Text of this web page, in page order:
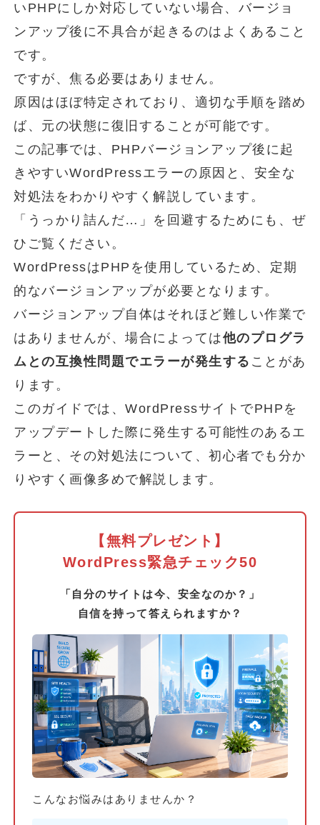
いPHPにしか対応していない場合、バージョ
ンアップ後に不具合が起きるのはよくあること
です。
ですが、焦る必要はありません。
原因はほぼ特定されており、適切な手順を踏め
ば、元の状態に復旧することが可能です。
この記事では、PHPバージョンアップ後に起
きやすいWordPressエラーの原因と、安全な
対処法をわかりやすく解説しています。
「うっかり詰んだ…」を回避するためにも、ぜ
ひご覧ください。
WordPressはPHPを使用しているため、定期
的なバージョンアップが必要となります。
バージョンアップ自体はそれほど難しい作業で
はありませんが、場合によっては他のプログラ
ムとの互換性問題でエラーが発生する ことがあ
ります。
このガイドでは、WordPressサイトでPHPを
アップデートした際に発生する可能性のあるエ
ラーと、その対処法について、初心者でも分か
りやすく画像多めで解説します。
【無料プレゼント】
WordPress緊急チェック50
「自分のサイトは今、安全なのか？」
自信を持って答えられますか？
こんなお悩みはありませんか？